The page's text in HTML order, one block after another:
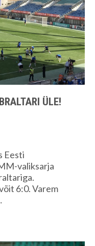
ÜLE!
Eesti
valiksarja
6:0. Varem